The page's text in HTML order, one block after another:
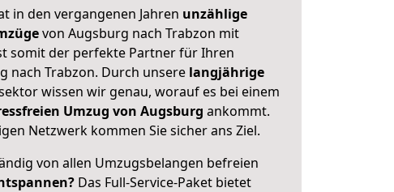
in den vergangenen Jahren unzählige
von Augsburg nach Trabzon mit
somit der perfekte Partner für Ihren
nach Trabzon. Durch unsere langjährige
wissen wir genau, worauf es bei einem
Umzug von Augsburg ankommt.
Netzwerk kommen Sie sicher ans Ziel.
von allen Umzugsbelangen befreien
Das Full-Service-Paket bietet